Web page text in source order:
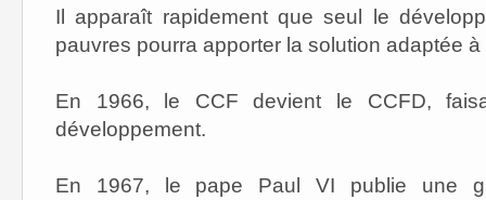
Il apparaît rapidement que seul le
pauvres pourra apporter la solution adaptée à
En 1966, le CCF devient le CCFD,
développement.
En 1967, le pape Paul VI publie une